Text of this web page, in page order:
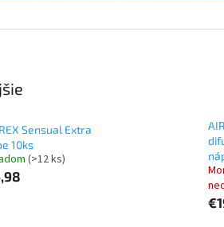
Sensual Extra
10ks
(>12 ks)